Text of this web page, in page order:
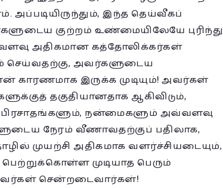
அப்படியிருந்தும், இந்த தெய்வீகப்
குற்றம் உண்மையிலேயே புரிந்து
அதிகமான கத்தோலிக்கர்கள்
செய்வதற்கு, அவர்களுடைய
காரணமாக இருக்க முடியும்! அவர்கள்
தகுதியானதாக ஆகிவிடும்,
நன்மைகளும் அவ்வளவு
நேரம் வீணாவதற்குப் பதிலாக,
முயற்சி அதிகமாக வளர்ச்சியடையும்,
பெற்றுக்கொள்ள முடியாத பெரும்
சென்றடைவார்கள்!